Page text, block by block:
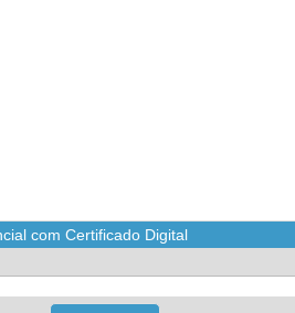
com Certificado Digital